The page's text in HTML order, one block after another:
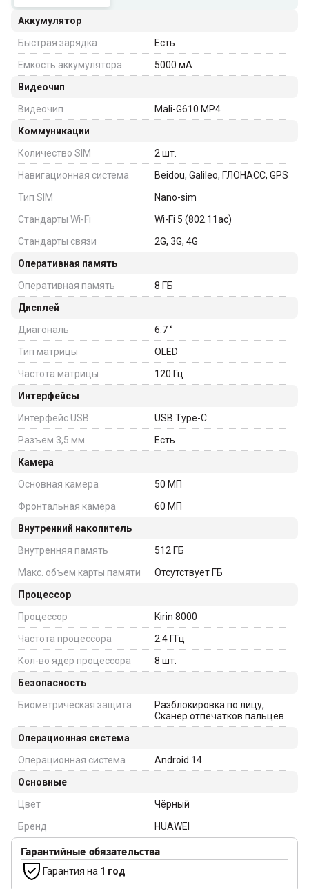
Аккумулятор
Быстрая зарядка
Есть
Емкость аккумулятора
5000 мА
Видеочип
Видеочип
Mali-G610 MP4
Коммуникации
Количество SIM
2 шт.
Навигационная система
Beidou, Galileo, ГЛОНАСС, GPS
Тип SIM
Nano-sim
Стандарты Wi-Fi
Wi-Fi 5 (802.11ac)
Стандарты связи
2G, 3G, 4G
Оперативная память
Оперативная память
8 ГБ
Дисплей
Диагональ
6.7‘’
Тип матрицы
OLED
Частота матрицы
120 Гц
Интерфейсы
Интерфейс USB
USB Type-C
Разъем 3,5 мм
Есть
Камера
Основная камера
50 МП
Фронтальная камера
60 МП
Внутренний накопитель
Внутренняя память
512 ГБ
Макс. объем карты памяти
Отсутствует ГБ
Процессор
Процессор
Kirin 8000
Частота процессора
2.4 ГГц
Кол-во ядер процессора
8 шт.
Безопасность
Биометрическая защита
Разблокировка по лицу,
Сканер отпечатков пальцев
Операционная система
Операционная система
Android 14
Основные
Цвет
Чёрный
Бренд
HUAWEI
Гарантийные обязательства
Гарантия на 1 год